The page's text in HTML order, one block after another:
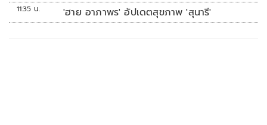
11:35 น. 'ฮาย อาภาพร' อัปเดตสุขภาพ 'สุนารี'